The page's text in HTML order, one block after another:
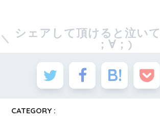
シェアして頂けると泣い
；∀；)
CATEGORY :